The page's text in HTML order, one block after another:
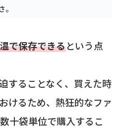
。
で保存できるという点
することなく、買えた時
けるため、熱狂的なファ
十袋単位で購入するこ